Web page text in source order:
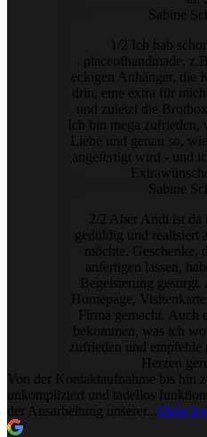
Sabine
1/2 Ich hab
placeofhandmade,
eckigen Anhänger, die
drin, eine extra für
und zuletzt die
Ich bin mega zufrieden,
Liebe und genau so,
angefertigt wird - und
Sabine
2/2 Aber Andi ist
geduldig und realisiert
möchte. Geschenke,
anfertigen lassen,
Begeisterung
Homepage,
Firma gemacht. Auch
bekommen, was ich
zufrieden und empfehle
Herzen
Von der Kontaktaufnahme bis hin
unkompliziert und tadellos
der Ausarbeitung unserer... Mehr